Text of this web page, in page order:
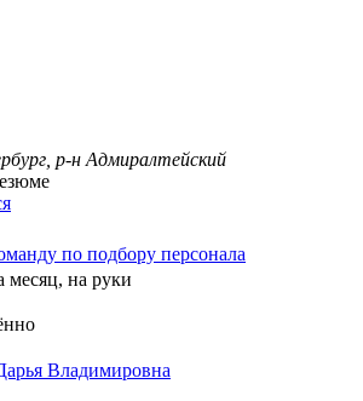
р-н Адмиралтейский
по подбору персонала
месяц, на руки
Владимировна